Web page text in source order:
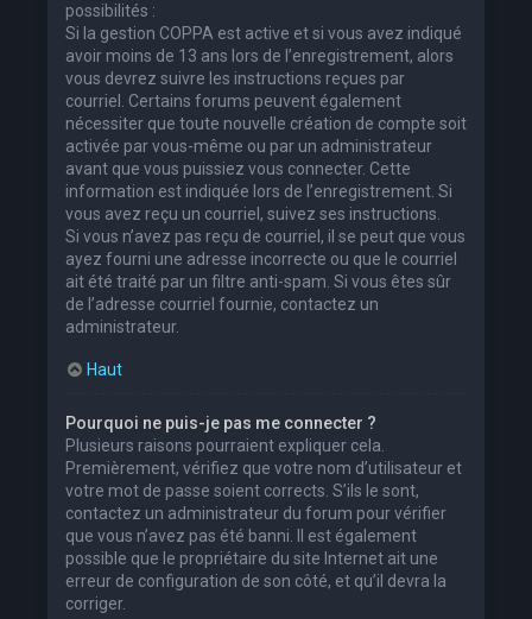
possibilités :
Si la gestion COPPA est active et si vous avez indiqué
avoir moins de 13 ans lors de l’enregistrement, alors
vous devrez suivre les instructions reçues par
courriel. Certains forums peuvent également
nécessiter que toute nouvelle création de compte soit
activée par vous-même ou par un administrateur
avant que vous puissiez vous connecter. Cette
information est indiquée lors de l’enregistrement. Si
vous avez reçu un courriel, suivez ses instructions.
Si vous n’avez pas reçu de courriel, il se peut que vous
ayez fourni une adresse incorrecte ou que le courriel
ait été traité par un filtre anti-spam. Si vous êtes sûr
de l’adresse courriel fournie, contactez un
administrateur.
Haut
Pourquoi ne puis-je pas me connecter ?
Plusieurs raisons pourraient expliquer cela.
Premièrement, vérifiez que votre nom d’utilisateur et
votre mot de passe soient corrects. S’ils le sont,
contactez un administrateur du forum pour vérifier
que vous n’avez pas été banni. Il est également
possible que le propriétaire du site Internet ait une
erreur de configuration de son côté, et qu’il devra la
corriger.